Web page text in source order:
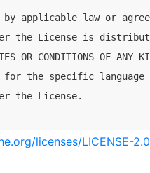
by applicable law or
the License is
OR CONDITIONS OF
for the specific language
the License.
licenses/LICENSE-2.0